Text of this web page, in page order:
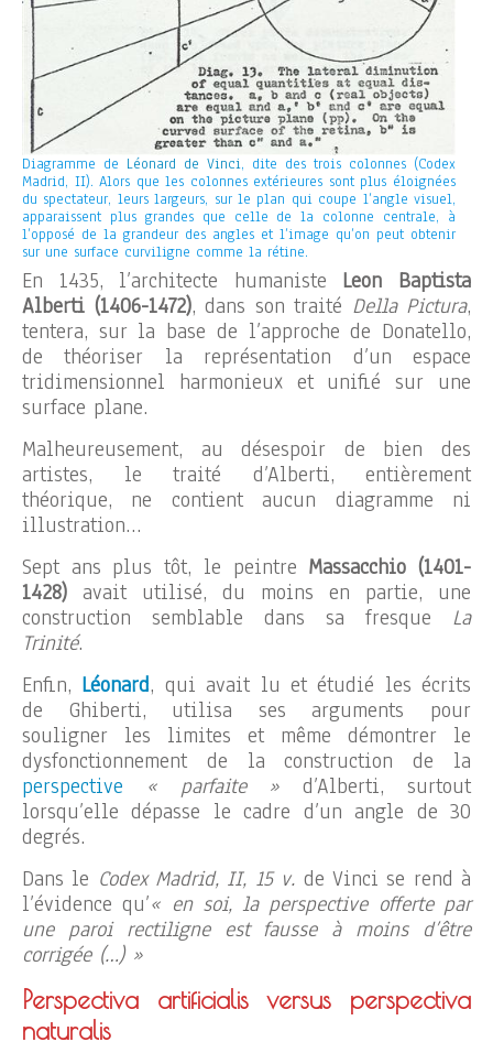
Diagramme de Léonard de Vinci, dite des trois colonnes (Codex
Madrid, II). Alors que les colonnes extérieures sont plus éloignées
du spectateur, leurs largeurs, sur le plan qui coupe l’angle visuel,
apparaissent plus grandes que celle de la colonne centrale, à
l’opposé de la grandeur des angles et l’image qu’on peut obtenir
sur une surface curviligne comme la rétine.
En 1435, l’architecte humaniste Leon Baptista
Alberti (1406-1472), dans son traité Della Pictura,
tentera, sur la base de l’approche de Donatello,
de théoriser la représentation d’un espace
tridimensionnel harmonieux et unifié sur une
surface plane.
Malheureusement, au désespoir de bien des
artistes, le traité d’Alberti, entièrement
théorique, ne contient aucun diagramme ni
illustration…
Sept ans plus tôt, le peintre Massacchio (1401-
1428) avait utilisé, du moins en partie, une
construction semblable dans sa fresque La
Trinité.
Enfin, Léonard, qui avait lu et étudié les écrits
de Ghiberti, utilisa ses arguments pour
souligner les limites et même démontrer le
dysfonctionnement de la construction de la
perspective
« parfaite » d’Alberti, surtout
lorsqu’elle dépasse le cadre d’un angle de 30
degrés.
Dans le Codex Madrid, II, 15 v. de Vinci se rend à
l’évidence qu’« en soi, la perspective offerte par
une paroi rectiligne est fausse à moins d’être
corrigée (…) »
Perspectiva artificialis versus perspectiva
naturalis